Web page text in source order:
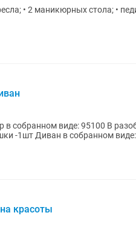
• 2 маникюрных стола; •
в собранном виде: 95100 В
виде: 165190
красоты